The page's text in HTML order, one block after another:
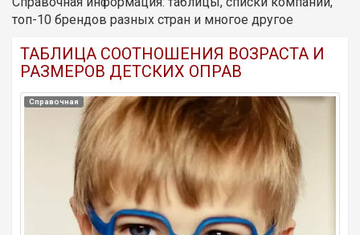
топ-10 брендов разных стран и многое другое
ТАБЛИЦА СООТНОШЕНИЯ ВОЗРАСТА И
РАЗМЕРОВ ДЕТСКИХ ОПРАВ
Справочная